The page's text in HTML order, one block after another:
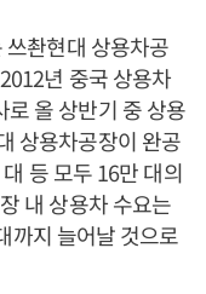
촨현대 상용차공
년 중국 상용차
올 상반기 중 상용
상용차공장이 완공
등 모두 16만 대의
내 상용차 수요는
까지 늘어날 것으로